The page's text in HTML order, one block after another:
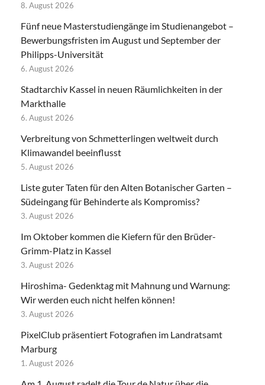
8. August 2026
Fünf neue Masterstudiengänge im Studienangebot –
Bewerbungsfristen im August und September der
Philipps-Universität
6. August 2026
Stadtarchiv Kassel in neuen Räumlichkeiten in der
Markthalle
6. August 2026
Verbreitung von Schmetterlingen weltweit durch
Klimawandel beeinflusst
5. August 2026
Liste guter Taten für den Alten Botanischer Garten –
Südeingang für Behinderte als Kompromiss?
3. August 2026
Im Oktober kommen die Kiefern für den Brüder-
Grimm-Platz in Kassel
3. August 2026
Hiroshima- Gedenktag mit Mahnung und Warnung:
Wir werden euch nicht helfen können!
3. August 2026
PixelClub präsentiert Fotografien im Landratsamt
Marburg
1. August 2026